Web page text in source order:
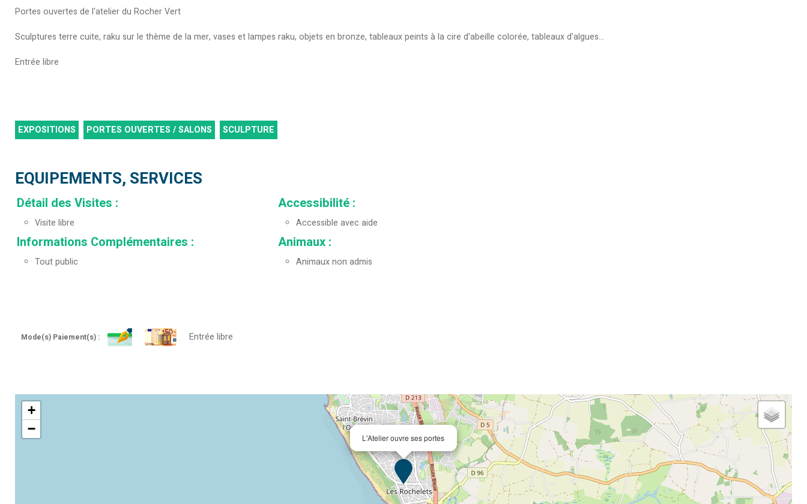
Portes ouvertes de l'atelier du Rocher Vert
Sculptures terre cuite, raku sur le thème de la mer, vases et lampes raku, objets en bronze, tableaux peints à la cire d'abeille colorée, tableaux d'algues...
Entrée libre
EXPOSITIONS PORTES OUVERTES / SALONS SCULPTURE
EQUIPEMENTS, SERVICES
Détail des Visites :
Visite libre
Informations Complémentaires :
Tout public
Accessibilité :
Accessible avec aide
Animaux :
Animaux non admis
Mode(s) Paiement(s) : Entrée libre
L'Atelier ouvre ses portes
+
−